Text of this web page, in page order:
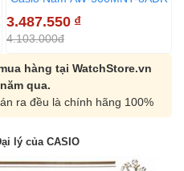
3.487.550 ₫
4.103.000đ
hàng tại WatchStore.vn
qua.
ra đều là chính hãng 100%
lý của CASIO